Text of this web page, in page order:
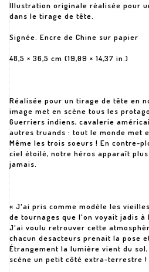
Illustration originale réalisée pour
dans le tirage de tête.
Signée. Encre de Chine sur papier
48,5 × 36,5 cm (19,09 × 14,37 in.)
Réalisée pour un tirage de tête en
image met en scène tous les
Guerriers indiens, cavalerie
autres truands : tout le monde met
Même les trois soeurs ! En contre-
ciel étoilé, notre héros apparaît
jamais.
« J'ai pris comme modèle les
de tournages que l'on voyait jadis à
J'ai voulu retrouver cette
chacun desacteurs prenait la pose
Étrangement la lumière vient du
scène un petit côté extra-terrestre !